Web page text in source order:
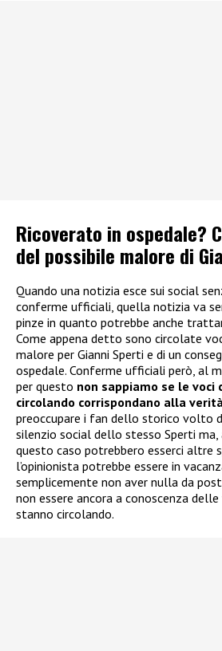
Ricoverato in ospedale?
del possibile malore di
Quando una notizia esce sui social
conferme ufficiali, quella notizia va
pinze in quanto potrebbe anche
Come appena detto sono circolate
malore per Gianni Sperti e di un
ospedale. Conferme ufficiali però, al
per questo non sappiamo se le voci
circolando corrispondano alla
preoccupare i fan dello storico volto
silenzio social dello stesso Sperti ma,
questo caso potrebbero esserci altre
l’opinionista potrebbe essere in
semplicemente non aver nulla da
non essere ancora a conoscenza
stanno circolando.